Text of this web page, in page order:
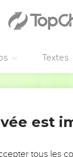
Textes
L’ANNÉE !
?
est
tous les